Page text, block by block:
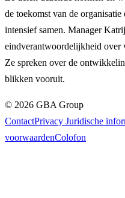
de toekomst van de
intensief samen. Manager
eindverantwoordelijkheid over
Ze spreken over de
blikken vooruit.
© 2026 GBA Group
ContactPrivacy Juridische
voorwaardenColofon